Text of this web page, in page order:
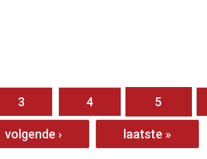
3 4 5
volgende › laatste »